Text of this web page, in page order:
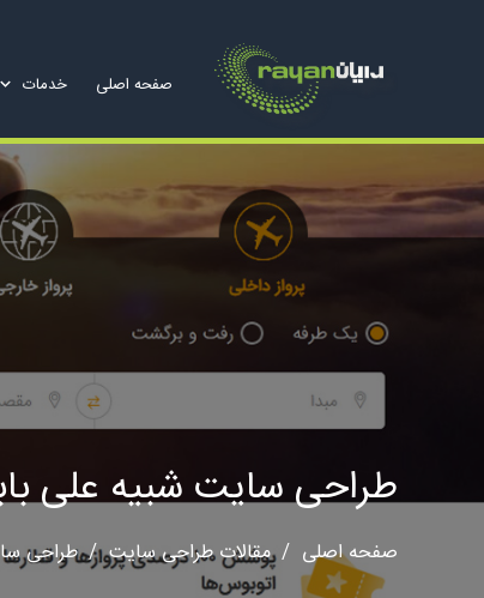
صفحه اصلی خدمات
طراحی سایت شبیه علی
صفحه اصلی / مقالات طراحی سایت / طراحی